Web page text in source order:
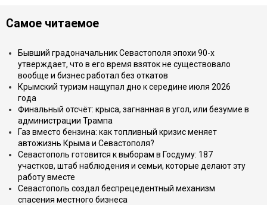
Самое читаемое
Бывший градоначальник Севастополя эпохи 90-х
утверждает, что в его время взяток не существовало
вообще и бизнес работал без откатов
Крымский туризм нащупал дно к середине июля 2026
года
Финальный отсчёт: крыса, загнанная в угол, или безумие в
администрации Трампа
Газ вместо бензина: как топливный кризис меняет
автожизнь Крыма и Севастополя?
Севастополь готовится к выборам в Госдуму: 187
участков, штаб наблюдения и семьи, которые делают эту
работу вместе
Севастополь создал беспрецедентный механизм
спасения местного бизнеса